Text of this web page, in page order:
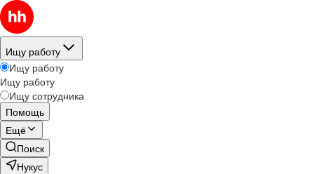
Ищу работу
Ищу работу
Ищу работу
Ищу сотрудника
Помощь
Ещё
Поиск
Нукус